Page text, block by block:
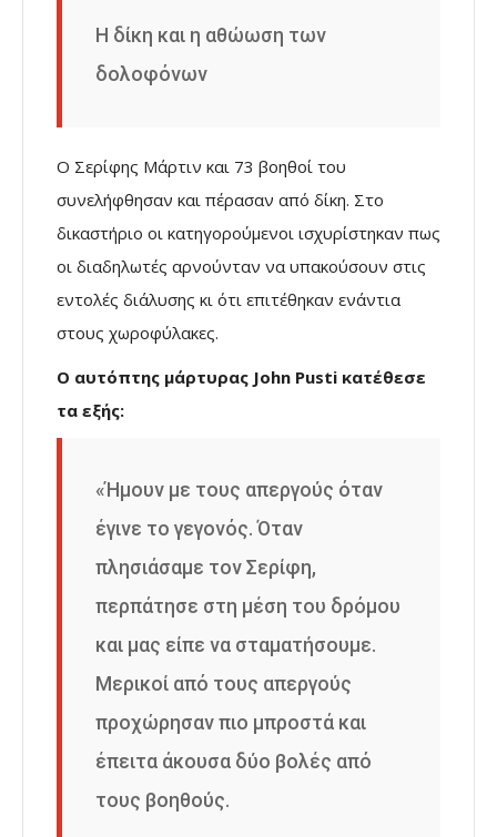
Η δίκη και η αθώωση των
δολοφόνων
Ο Σερίφης Μάρτιν και 73 βοηθοί του
συνελήφθησαν και πέρασαν από δίκη. Στο
δικαστήριο οι κατηγορούμενοι ισχυρίστηκαν πως
οι διαδηλωτές αρνούνταν να υπακούσουν στις
εντολές διάλυσης κι ότι επιτέθηκαν ενάντια
στους χωροφύλακες.
Ο αυτόπτης μάρτυρας John Pusti κατέθεσε
τα εξής:
«Ήμουν με τους απεργούς όταν
έγινε το γεγονός. Όταν
πλησιάσαμε τον Σερίφη,
περπάτησε στη μέση του δρόμου
και μας είπε να σταματήσουμε.
Μερικοί από τους απεργούς
προχώρησαν πιο μπροστά και
έπειτα άκουσα δύο βολές από
τους βοηθούς.